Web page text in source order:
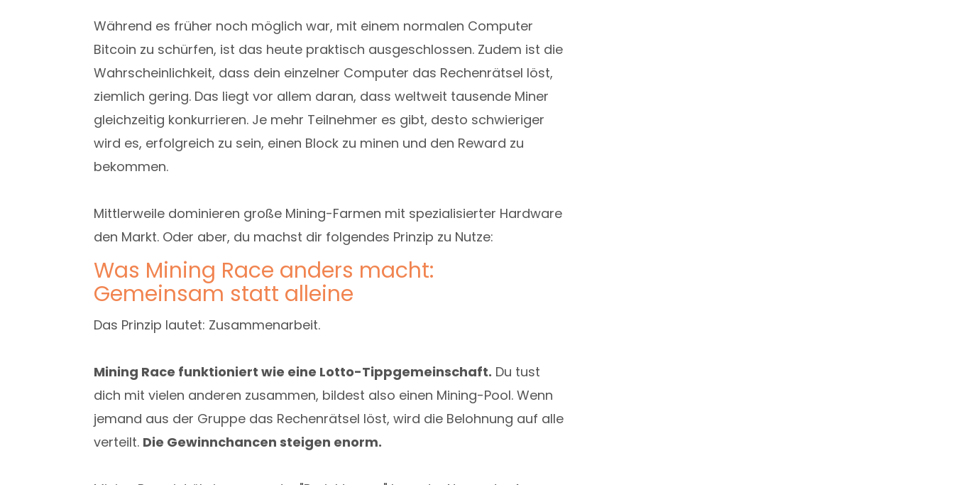
Während es früher noch möglich war, mit einem normalen Computer
Bitcoin zu schürfen, ist das heute praktisch ausgeschlossen. Zudem ist die
Wahrscheinlichkeit, dass dein einzelner Computer das Rechenrätsel löst,
ziemlich gering. Das liegt vor allem daran, dass weltweit tausende Miner
gleichzeitig konkurrieren. Je mehr Teilnehmer es gibt, desto schwieriger
wird es, erfolgreich zu sein, einen Block zu minen und den Reward zu
bekommen.
Mittlerweile dominieren große Mining-Farmen mit spezialisierter Hardware
den Markt. Oder aber, du machst dir folgendes Prinzip zu Nutze:
Was Mining Race anders macht:
Gemeinsam statt alleine
Das Prinzip lautet: Zusammenarbeit.
Mining Race funktioniert wie eine Lotto-Tippgemeinschaft. Du tust
dich mit vielen anderen zusammen, bildest also einen Mining-Pool. Wenn
jemand aus der Gruppe das Rechenrätsel löst, wird die Belohnung auf alle
verteilt. Die Gewinnchancen steigen enorm.